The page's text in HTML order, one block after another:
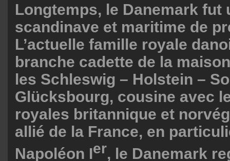
Longtemps, le Danemark fut
scandinave et maritime de
L’actuelle famille royale
branche cadette de la
les Schleswig – Holstein –
Glücksbourg, cousine avec
royales britannique et
allié de la France, en
Napoléon Ier, le Danemark